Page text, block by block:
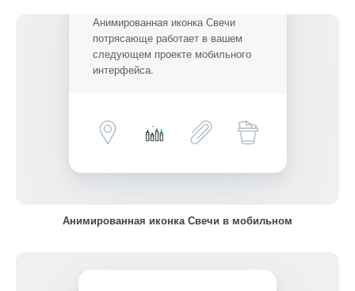
Анимированная иконка Свечи
потрясающе работает в вашем
следующем проекте мобильного
интерфейса.
Анимированная иконка Свечи в мобильном